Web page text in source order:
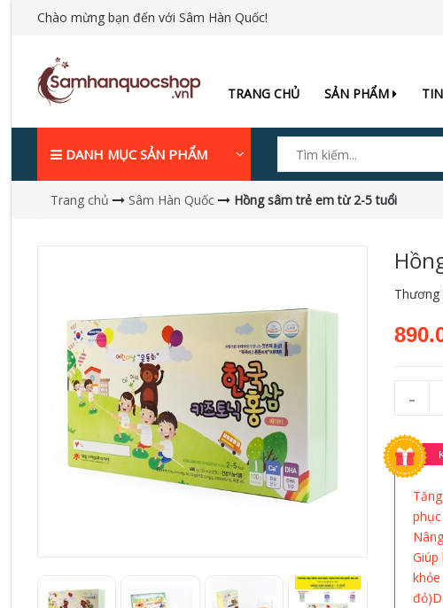
Chào mừng bạn đến với Sâm Hàn Quốc!
TRANG CHỦ SẢN PHẨM
DANH MỤC SẢN PHẨM
Trang chủ Sâm Hàn Quốc Hồng sâm trẻ em từ 2-5 tuổi
Thương
-